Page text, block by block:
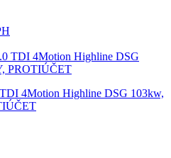
4Motion Highline DSG 103kw,